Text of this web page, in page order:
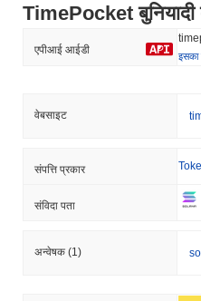
TimePocket बुनियादी
एपीआई आईडी
इसका
वेबसाइट
संपत्ति प्रकार
संविदा पता
अन्वेषक (1)